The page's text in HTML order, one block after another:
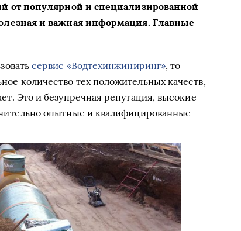
от популярной и специализированной
и важная информация. Главные
сервис «Водтехинжиниринг», то
количество тех положительных качеств,
Это и безупречная репутация, высокие
опытные и квалифицированные